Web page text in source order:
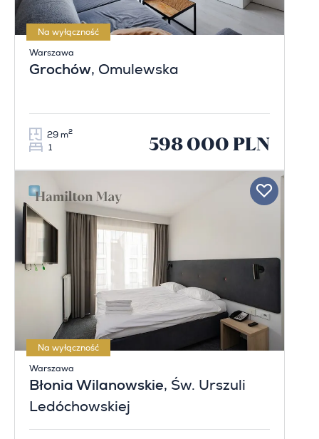
Na wyłączność
Warszawa
Grochów, Omulewska
29 m2
1 598 000 PLN
Na wyłączność
Warszawa
Błonia Wilanowskie, Św. Urszuli
Ledóchowskiej